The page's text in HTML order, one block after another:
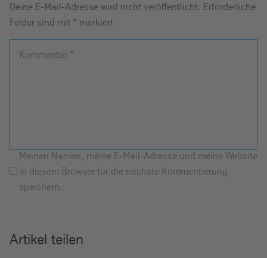
Deine E-Mail-Adresse wird nicht veröffentlicht. Erforderliche
Felder sind mit * markiert
Kommentar *
Meinen Namen, meine E-Mail-Adresse und meine Website
in diesem Browser für die nächste Kommentierung
speichern.
Artikel teilen